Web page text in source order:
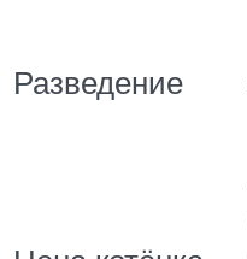
Разведение